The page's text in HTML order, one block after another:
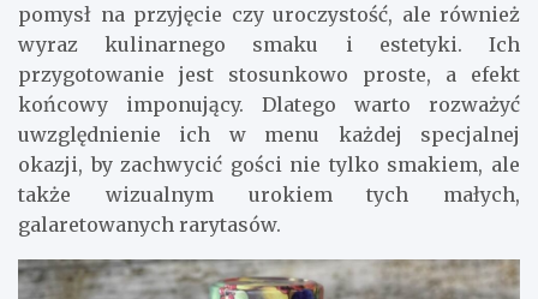
pomysł na przyjęcie czy uroczystość, ale również
wyraz kulinarnego smaku i estetyki. Ich
przygotowanie jest stosunkowo proste, a efekt
końcowy imponujący. Dlatego warto rozważyć
uwzględnienie ich w menu każdej specjalnej
okazji, by zachwycić gości nie tylko smakiem, ale
także wizualnym urokiem tych małych,
galaretowanych rarytasów.